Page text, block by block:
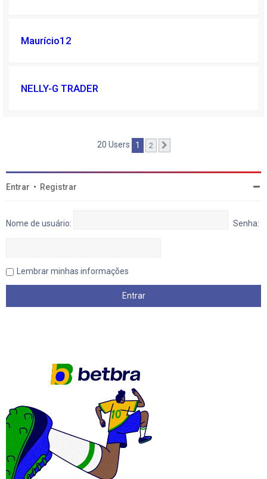
Maurício12
NELLY-G TRADER
20 Users 1 2
Entrar • Registrar
Nome de usuário: Senha:
Lembrar minhas informações